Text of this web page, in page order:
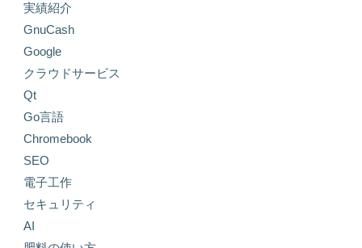
実績紹介
GnuCash
Google
クラウドサービス
Qt
Go言語
Chromebook
SEO
電子工作
セキュリティ
AI